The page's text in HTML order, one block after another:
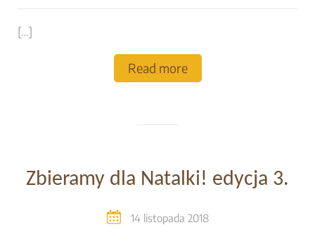
[…]
Read more
Zbieramy dla Natalki! edycja 3.
14 listopada 2018